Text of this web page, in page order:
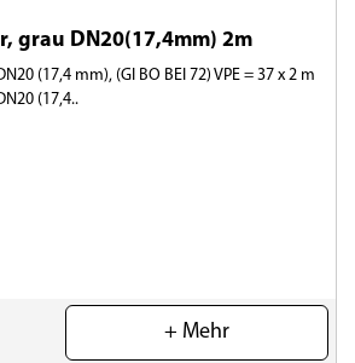
grau DN20(17,4mm) 2m
(17,4 mm), (GI BO BEI 72) VPE = 37 x 2 m
(17,4..
(0)
+ Mehr